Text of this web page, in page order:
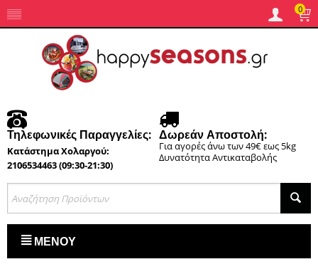
0
Τηλεφωνικές Παραγγελίες:
Κατάστημα Χολαργού:
2106534463 (09:30-21:30)
Δωρεάν Αποστολή:
Για αγορές άνω των 49€ εως 5kg
Δυνατότητα Αντικαταβολής
ΜΕΝΟΎ